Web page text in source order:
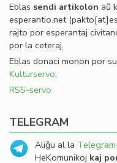
Eblas sendi artikolon aŭ
esperantio.net
rajto por esperantaj
por la ceteraj.
Eblas donaci monon por
Kulturservo.
RSS-servo
TELEGRAM
Aliĝu al la
HeKomunikoj kaj